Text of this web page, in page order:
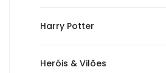
Harry Potter
Heróis & Vilões